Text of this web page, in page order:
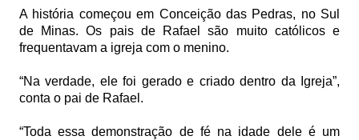
A história começou em Conceição das Pedras, no Sul
de Minas. Os pais de Rafael são muito católicos e
frequentavam a igreja com o menino.
“Na verdade, ele foi gerado e criado dentro da Igreja”,
conta o pai de Rafael.
“Toda essa demonstração de fé na idade dele é um